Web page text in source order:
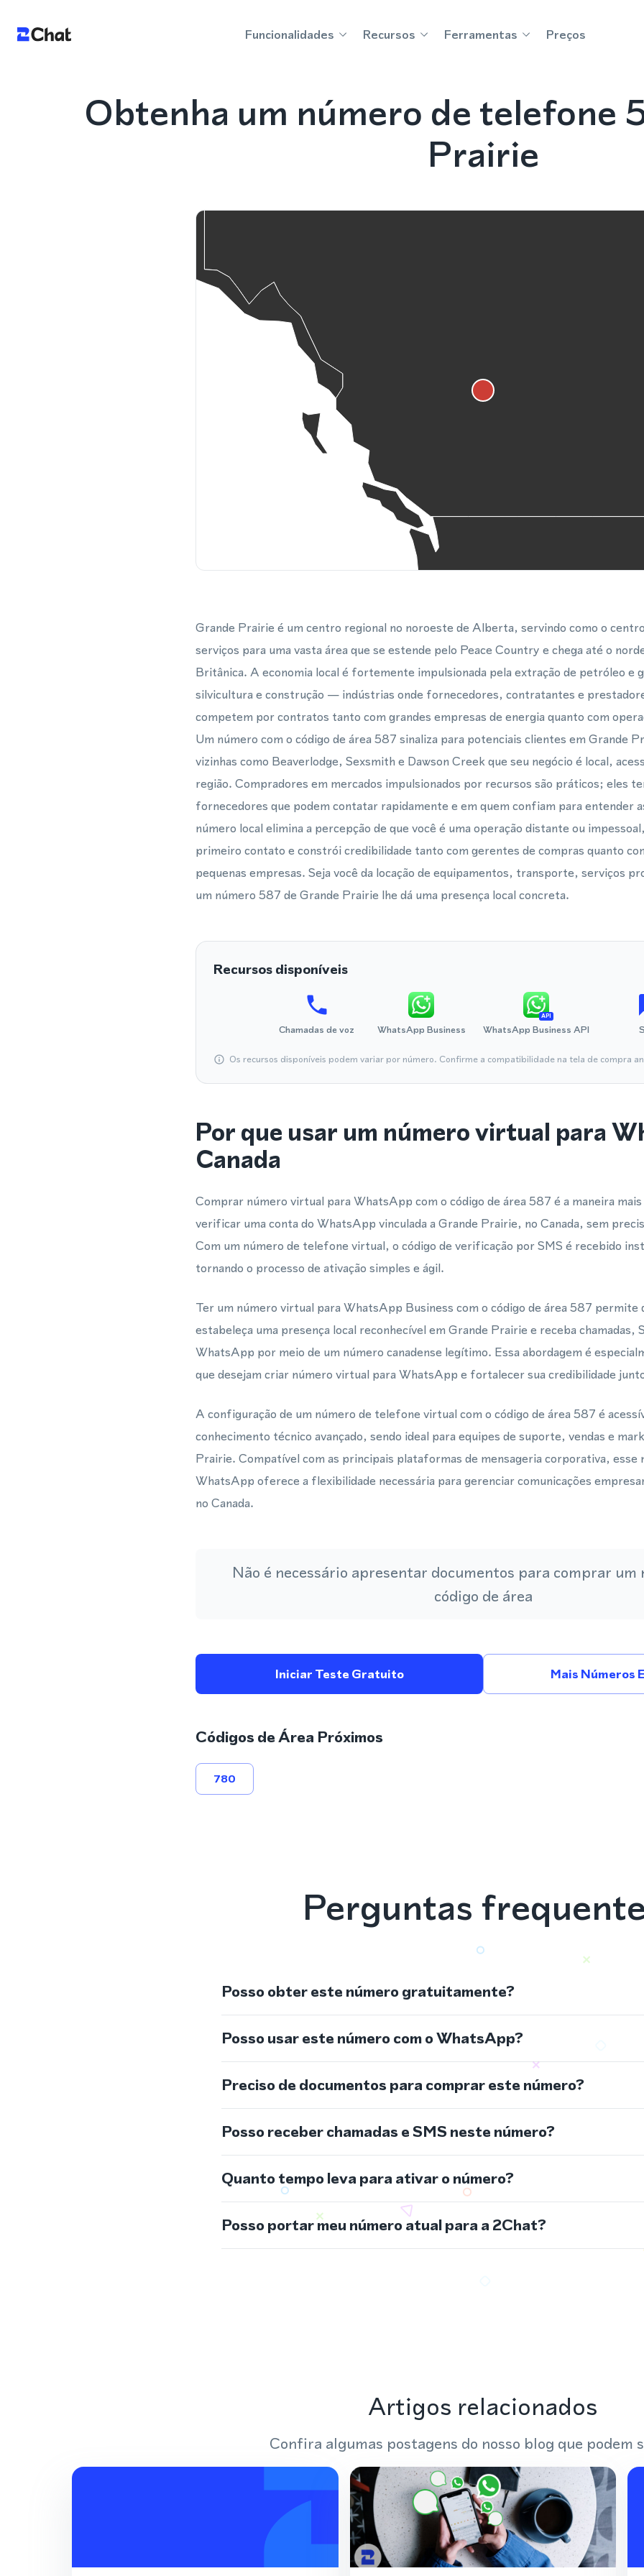
Funcionalidades Recursos Ferramentas Preços
Obtenha um número de telefone
Prairie
Grande Prairie é um centro regional no noroeste de Alberta, servindo como o
serviços para uma vasta área que se estende pelo Peace Country e chega até o
Britânica. A economia local é fortemente impulsionada pela extração de petróleo e
silvicultura e construção — indústrias onde fornecedores, contratantes e
competem por contratos tanto com grandes empresas de energia quanto com
Um número com o código de área 587 sinaliza para potenciais clientes em Grande
vizinhas como Beaverlodge, Sexsmith e Dawson Creek que seu negócio é local,
região. Compradores em mercados impulsionados por recursos são práticos; eles
fornecedores que podem contatar rapidamente e em quem confiam para entender
número local elimina a percepção de que você é uma operação distante ou
primeiro contato e constrói credibilidade tanto com gerentes de compras quanto
pequenas empresas. Seja você da locação de equipamentos, transporte, serviços
um número 587 de Grande Prairie lhe dá uma presença local concreta.
Recursos disponíveis
Chamadas de voz WhatsApp Business
API
WhatsApp Business API
Os recursos disponíveis podem variar por número. Confirme a compatibilidade na tela de compra
Por que usar um número virtual para
Canada
Comprar número virtual para WhatsApp com o código de área 587 é a maneira
verificar uma conta do WhatsApp vinculada a Grande Prairie, no Canada, sem
Com um número de telefone virtual, o código de verificação por SMS é recebido
tornando o processo de ativação simples e ágil.
Ter um número virtual para WhatsApp Business com o código de área 587 permite
estabeleça uma presença local reconhecível em Grande Prairie e receba chamadas,
WhatsApp por meio de um número canadense legítimo. Essa abordagem é
que desejam criar número virtual para WhatsApp e fortalecer sua credibilidade
A configuração de um número de telefone virtual com o código de área 587 é
conhecimento técnico avançado, sendo ideal para equipes de suporte, vendas e
Prairie. Compatível com as principais plataformas de mensageria corporativa, esse
WhatsApp oferece a flexibilidade necessária para gerenciar comunicações
no Canada.
Não é necessário apresentar documentos para comprar um
código de área
Iniciar Teste Gratuito Mais Números
Códigos de Área Próximos
780
Perguntas
Posso obter este número gratuitamente?
Posso usar este número com o WhatsApp?
Preciso de documentos para comprar este número?
Posso receber chamadas e SMS neste número?
Quanto tempo leva para ativar o número?
Posso portar meu número atual para a 2Chat?
Artigos relacionados
Confira algumas postagens do nosso blog que podem